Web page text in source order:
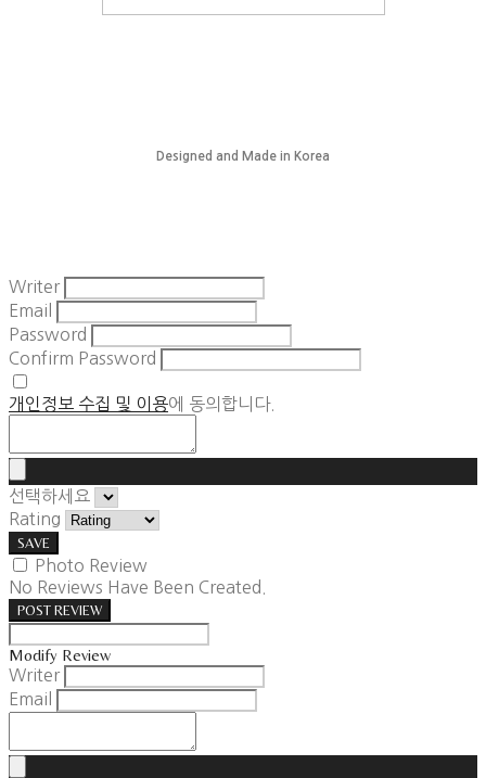
Designed and Made in Korea
Writer
Email
Password
Confirm Password
개인정보 수집 및 이용에 동의합니다.
선택하세요
Rating
SAVE
Photo Review
No Reviews Have Been Created.
POST REVIEW
Modify Review
Writer
Email